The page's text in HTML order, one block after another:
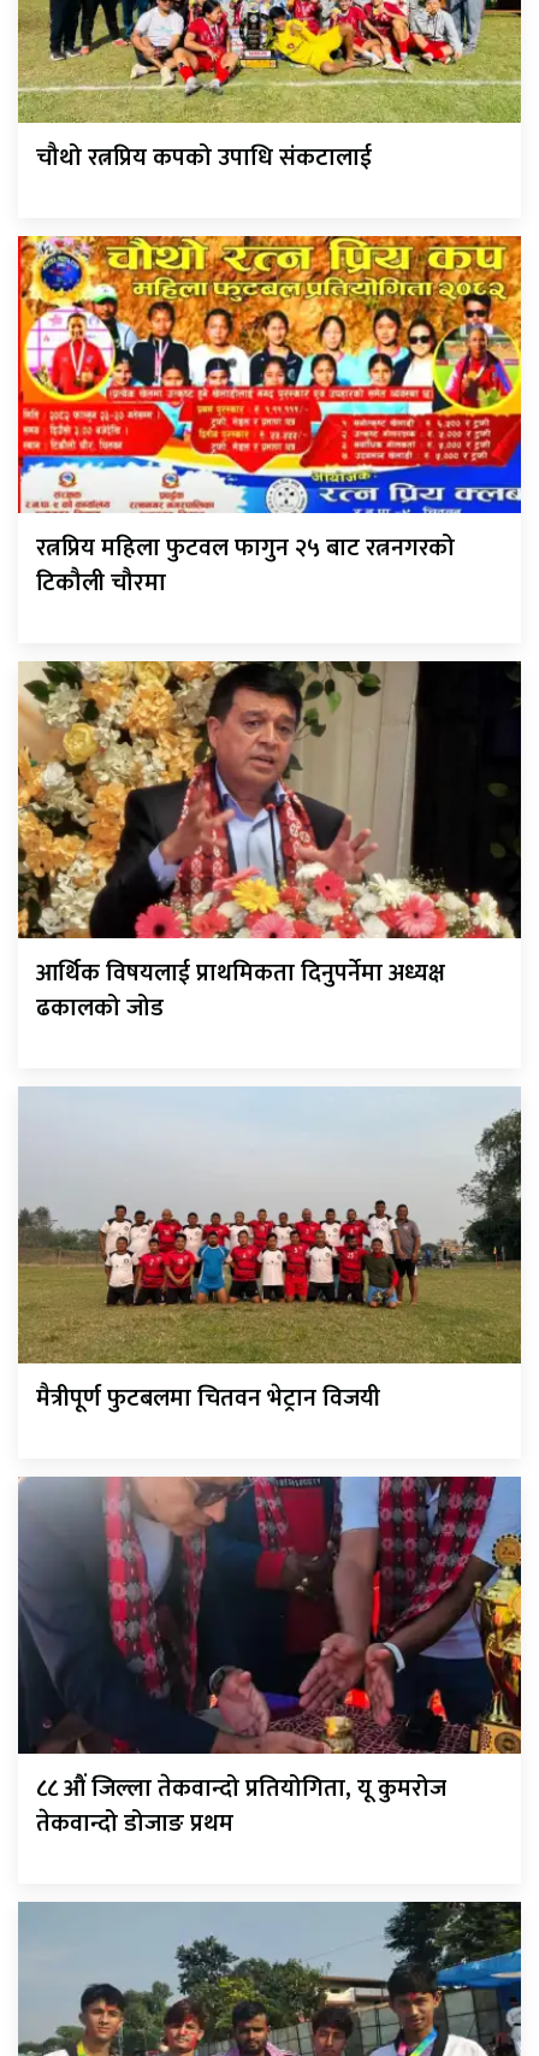
चौथो रत्नप्रिय कपको उपाधि संकटालाई
रत्नप्रिय महिला फुटवल फागुन २५ बाट रत्ननगरको
टिकौली चौरमा
आर्थिक विषयलाई प्राथमिकता दिनुपर्नेमा अध्यक्ष
ढकालको जोड
मैत्रीपूर्ण फुटबलमा चितवन भेट्रान विजयी
८८ औं जिल्ला तेकवान्दो प्रतियोगिता, यू कुमरोज
तेकवान्दो डोजाङ प्रथम